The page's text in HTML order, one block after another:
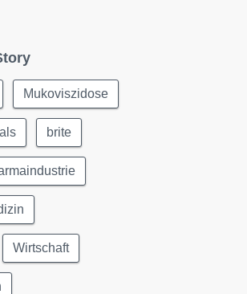
Mukoviszidose
brite
Wirtschaft